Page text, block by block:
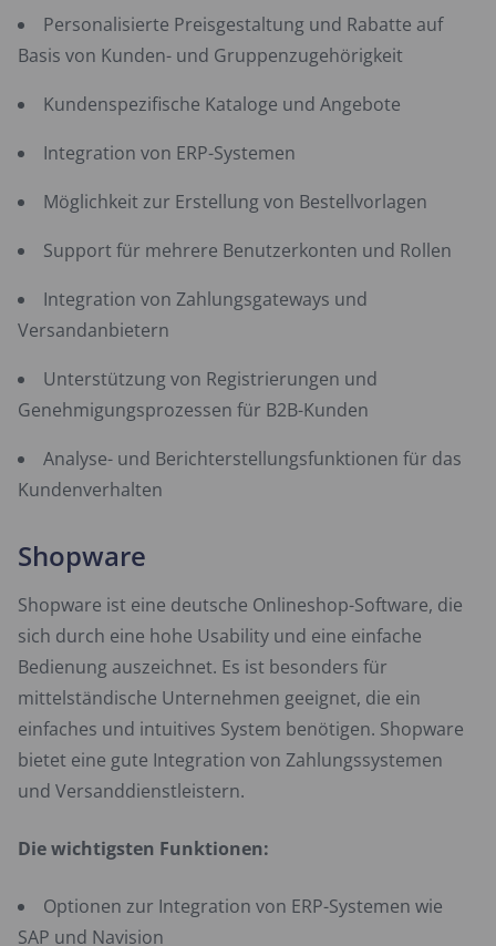
Personalisierte Preisgestaltung und Rabatte auf
Basis von Kunden- und Gruppenzugehörigkeit
Kundenspezifische Kataloge und Angebote
Integration von ERP-Systemen
Möglichkeit zur Erstellung von Bestellvorlagen
Support für mehrere Benutzerkonten und Rollen
Integration von Zahlungsgateways und
Versandanbietern
Unterstützung von Registrierungen und
Genehmigungsprozessen für B2B-Kunden
Analyse- und Berichterstellungsfunktionen für das
Kundenverhalten
Shopware
Shopware ist eine deutsche Onlineshop-Software, die
sich durch eine hohe Usability und eine einfache
Bedienung auszeichnet. Es ist besonders für
mittelständische Unternehmen geeignet, die ein
einfaches und intuitives System benötigen. Shopware
bietet eine gute Integration von Zahlungssystemen
und Versanddienstleistern.
Die wichtigsten Funktionen:
Optionen zur Integration von ERP-Systemen wie
SAP und Navision